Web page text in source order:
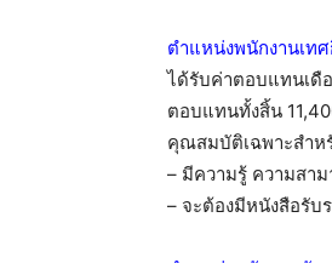
ตำแหน่งพนักงานเท
ได้รับค่าตอบแทนเดื
ตอบแทนทั้งสิ้น
คุณสมบัติเฉพาะสำห
– มีความรู้ ความสา
– จะต้องมีหนังสือรับ